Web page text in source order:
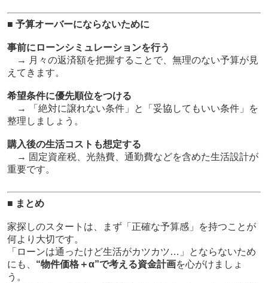
■ 予算オーバーにならないために
事前にローンシミュレーションを行う
→ 月々の返済額を把握することで、無理のない予算が見
えてきます。
希望条件に優先順位をつける
→ 「絶対に譲れない条件」と「妥協してもいい条件」を
整理しましょう。
購入後の生活コストも想定する
→ 固定資産税、光熱費、通勤費などを含めた生活設計が
重要です。
■ まとめ
家探しのスタートは、まず「正確な予算感」を持つことが
何より大切です。
「ローンは通ったけど生活がカツカツ…」とならないため
にも、 “物件価格＋α”で考える資金計画を心がけましょ
う。